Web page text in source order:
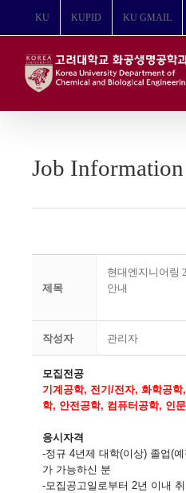
뛰
KU KUPID KU GMAIL
Job Information
제목
현대엔지니어링
안내
작성자 관리자
모집전공
기계공학, 전기 /전자, 화학공학,
학, 안전공학, 컴퓨터공학, 인
응시자격
-정규 4년제 대학(이상) 졸업(예
가 가능하신 분
-모집공고일로부터 2년 이내